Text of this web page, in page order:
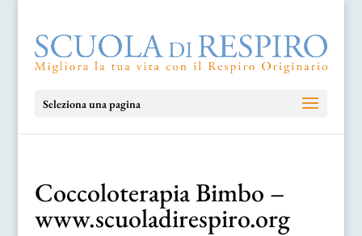
Seleziona una pagina
Coccoloterapia Bimbo –
www.scuoladirespiro.org